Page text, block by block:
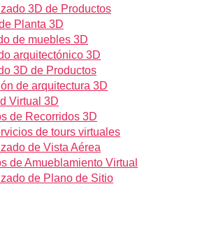
3D de Productos
Planta 3D
de muebles 3D
arquitectónico 3D
3D de Productos
de arquitectura 3D
Virtual 3D
de Recorridos 3D
de tours virtuales
de Vista Aérea
de Amueblamiento Virtual
de Plano de Sitio